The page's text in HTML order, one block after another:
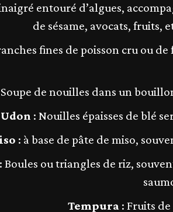
entouré d’algues,
de sésame, avocats, fruits,
fines de poisson cru ou
de nouilles dans un
Udon : Nouilles épaisses de blé
: à base de pâte de miso,
: Boules ou triangles de riz,
Tempura: Fruits de